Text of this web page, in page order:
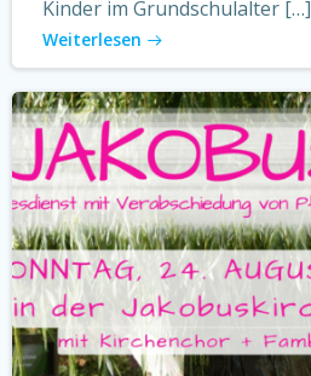
Kinder im Grundschulalter […]
Weiterlesen